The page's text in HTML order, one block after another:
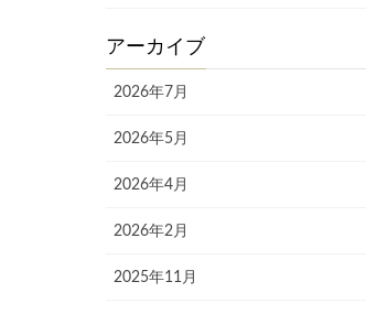
アーカイブ
2026年7月
2026年5月
2026年4月
2026年2月
2025年11月